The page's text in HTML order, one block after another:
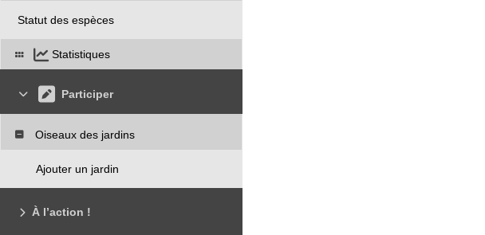
Statut des espèces
Statistiques
Participer
Oiseaux des jardins
Ajouter un jardin
À l’action !